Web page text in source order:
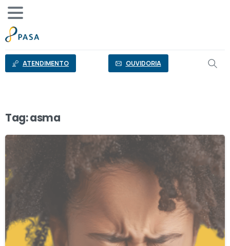
conteúdo
ATENDIMENTO OUVIDORIA
Tag:asma